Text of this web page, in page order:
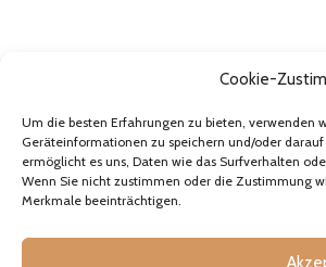
Cookie-
Um die besten Erfahrungen zu bieten, verwenden
Geräteinformationen zu speichern und/oder
ermöglicht es uns, Daten wie das Surfverhalten
Wenn Sie nicht zustimmen oder die Zustimmung
Merkmale beeinträchtigen.